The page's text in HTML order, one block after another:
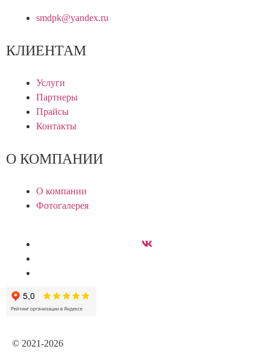
smdpk@yandex.ru
КЛИЕНТАМ
Услуги
Партнеры
Прайсы
Контакты
О КОМПАНИИ
О компании
Фотогалерея
© 2021-2026